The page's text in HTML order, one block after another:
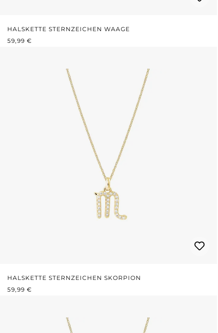
HALSKETTE STERNZEICHEN WAAGE
REGULÄRER PREIS:
59,99 €
HALSKETTE STERNZEICHEN SKORPION
REGULÄRER PREIS:
59,99 €